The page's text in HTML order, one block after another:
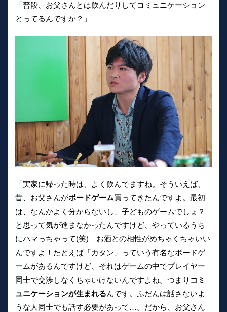
「普段、お父さんとは飲んだりしてコミュニケーション
とってるんですか？」
「実家に帰った時は、よく飲んでますね。そういえば、
昔、お父さんがボードゲーム買ってきたんですよ。最初
は、なんかよく分からないし、子どものゲームでしょ？
と思って気が進まなかったんですけど、やっているうち
にハマっちゃって(笑) お酒との相性がめちゃくちゃいい
んですよ！たとえば「カタン」っていう有名なボードゲ
ームがあるんですけど、それはゲームの中でプレイヤー
同士で交渉しなくちゃいけないんですよね。つまり コミ
ュニケーションが生まれるんです。ふだんは話さないよ
うな人同士でも話す必要があって…。だから、お父さん